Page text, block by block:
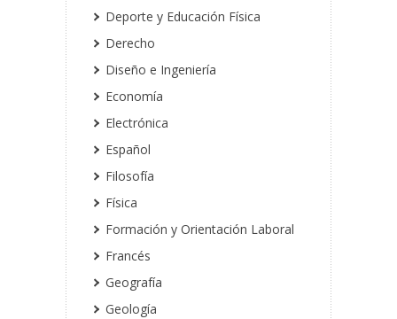
Deporte y Educación Física
Derecho
Diseño e Ingeniería
Economía
Electrónica
Español
Filosofía
Física
Formación y Orientación Laboral
Francés
Geografía
Geología